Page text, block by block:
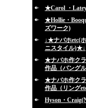
★Carol ・
★Hollie・
ズワーク)
↓★ナバホetc(
ニスタイル)★↓
★ナバホ作ク
作品（バングル
★ナバホ作ク
作品（リングetc
Hyson・